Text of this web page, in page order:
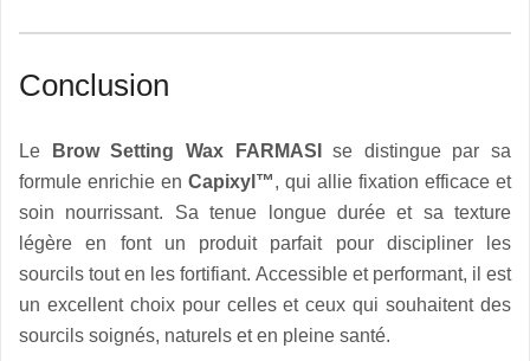
Conclusion
Le Brow Setting Wax FARMASI
se distingue par sa
formule enrichie en Capixyl™, qui allie fixation efficace et
soin nourrissant. Sa tenue longue durée et sa texture
légère en font un produit parfait pour discipliner les
sourcils tout en les fortifiant. Accessible et performant, il est
un excellent choix pour celles et ceux qui souhaitent des
sourcils soignés, naturels et en pleine santé.